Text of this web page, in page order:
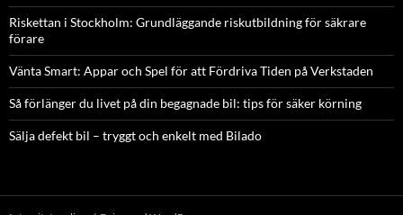
Riskettan i Stockholm: Grundläggande riskutbildning för säkrare
förare
Vänta Smart: Appar och Spel för att Fördriva Tiden på Verkstaden
Så förlänger du livet på din begagnade bil: tips för säker körning
Sälja defekt bil – tryggt och enkelt med Bilado